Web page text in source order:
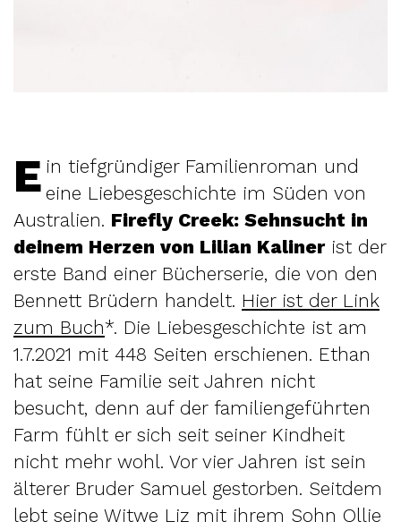
E in tiefgründiger Familienroman und
eine Liebesgeschichte im Süden von
Australien. Firefly Creek: Sehnsucht in
deinem Herzen von Lilian Kalinerist der
erste Band einer Bücherserie, die von den
Bennett Brüdern handelt. Hier ist der Link
zum Buch*. Die Liebesgeschichte ist am
1.7.2021 mit 448 Seiten erschienen. Ethan
hat seine Familie seit Jahren nicht
besucht, denn auf der familiengeführten
Farm fühlt er sich seit seiner Kindheit
nicht mehr wohl. Vor vier Jahren ist sein
älterer Bruder Samuel gestorben. Seitdem
lebt seine Witwe Liz mit ihrem Sohn Ollie